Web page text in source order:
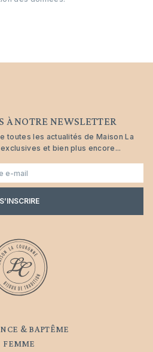
À NOTRE NEWSLETTER
toutes les actualités de Maison La
et bien plus encore...
E-
S’INSCRIRE
& BAPTÊME
FEMME